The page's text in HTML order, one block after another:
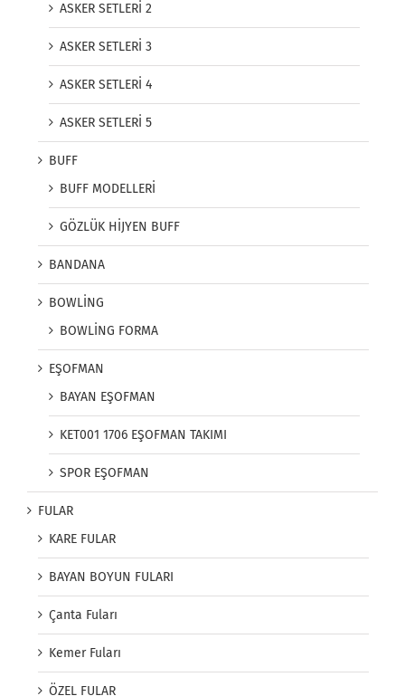
ASKER SETLERİ 2
ASKER SETLERİ 3
ASKER SETLERİ 4
ASKER SETLERİ 5
BUFF
BUFF MODELLERİ
GÖZLÜK HİJYEN BUFF
BANDANA
BOWLİNG
BOWLİNG FORMA
EŞOFMAN
BAYAN EŞOFMAN
KET001 1706 EŞOFMAN TAKIMI
SPOR EŞOFMAN
FULAR
KARE FULAR
BAYAN BOYUN FULARI
Çanta Fuları
Kemer Fuları
ÖZEL FULAR